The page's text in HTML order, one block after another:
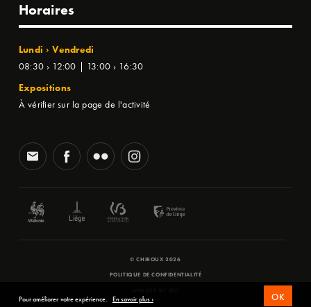
Horaires
Lundi › Vendredi
08:30 › 12:00 | 13:00 › 16:30
Expositions
À vérifier sur la page de l'activité
© CHIROUX 2026
POLITIQUE DE CONFIDENTIALITÉ
Pour améliorer votre expérience. En savoir plus › OK